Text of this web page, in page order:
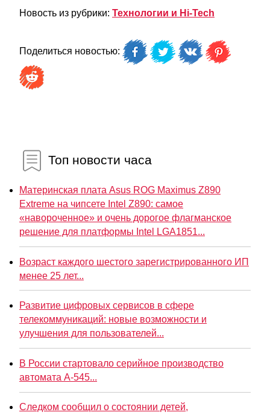
Новость из рубрики: Технологии и Hi-Tech
Поделиться новостью:
Топ новости часа
Материнская плата Asus ROG Maximus Z890
Extreme на чипсете Intel Z890: самое
«навороченное» и очень дорогое флагманское
решение для платформы Intel LGA1851...
Возраст каждого шестого зарегистрированного ИП
менее 25 лет...
Развитие цифровых сервисов в сфере
телекоммуникаций: новые возможности и
улучшения для пользователей...
В России стартовало серийное производство
автомата А-545...
Следком сообщил о состоянии детей,